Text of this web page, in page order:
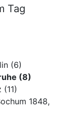
Tag
(6)
(8)
1848,